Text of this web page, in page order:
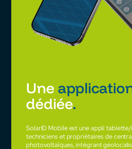
Une
dédiée.
SolarID Mobile est une appli
techniciens et propriétaires de
photovoltaïques, intégrant